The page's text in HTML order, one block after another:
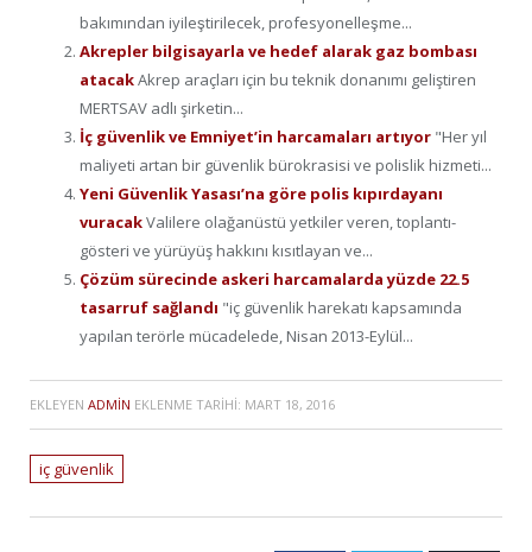
bakımından iyileştirilecek, profesyonelleşme...
Akrepler bilgisayarla ve hedef alarak gaz bombası
atacakAkrep araçları için bu teknik donanımı geliştiren
MERTSAV adlı şirketin...
İç güvenlik ve Emniyet’in harcamaları artıyor "Her yıl
maliyeti artan bir güvenlik bürokrasisi ve polislik hizmeti...
Yeni Güvenlik Yasası’na göre polis kıpırdayanı
vuracakValilere olağanüstü yetkiler veren, toplantı-
gösteri ve yürüyüş hakkını kısıtlayan ve...
Çözüm sürecinde askeri harcamalarda yüzde 22.5
tasarruf sağlandı "iç güvenlik harekatı kapsamında
yapılan terörle mücadelede, Nisan 2013-Eylül...
EKLEYEN ADMIN EKLENME TARIHI: MART 18, 2016
iç güvenlik